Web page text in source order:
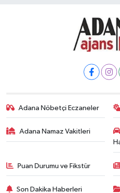
Adana Nöbetçi Eczaneler
Adana Namaz Vakitleri
Puan Durumu ve Fikstür
Son Dakika Haberleri